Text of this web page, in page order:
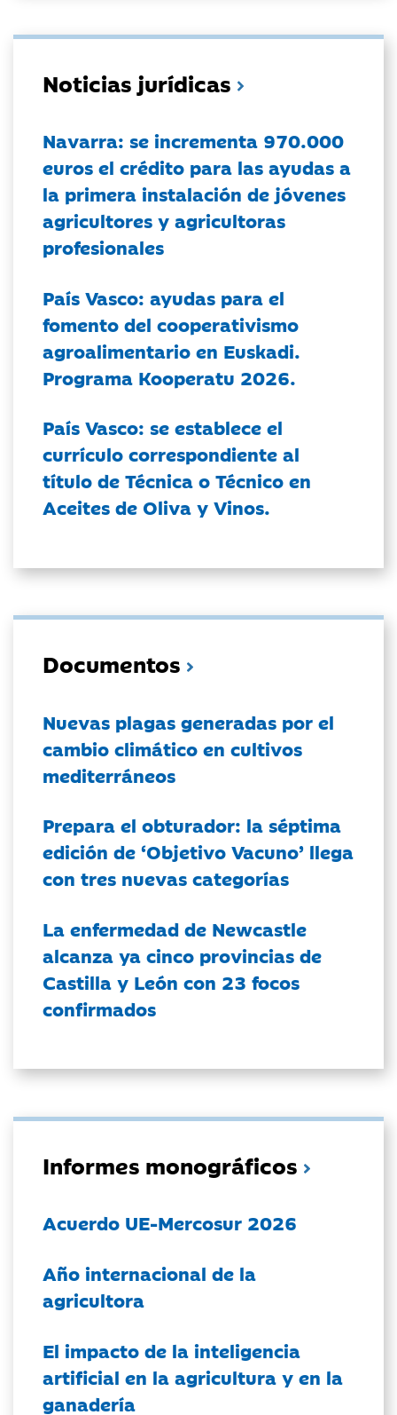
Noticias jurídicas
Navarra: se incrementa 970.000
euros el crédito para las ayudas a
la primera instalación de jóvenes
agricultores y agricultoras
profesionales
País Vasco: ayudas para el
fomento del cooperativismo
agroalimentario en Euskadi.
Programa Kooperatu 2026.
País Vasco: se establece el
currículo correspondiente al
título de Técnica o Técnico en
Aceites de Oliva y Vinos.
Documentos
Nuevas plagas generadas por el
cambio climático en cultivos
mediterráneos
Prepara el obturador: la séptima
edición de ‘Objetivo Vacuno’ llega
con tres nuevas categorías
La enfermedad de Newcastle
alcanza ya cinco provincias de
Castilla y León con 23 focos
confirmados
Informes monográficos
Acuerdo UE-Mercosur 2026
Año internacional de la
agricultora
El impacto de la inteligencia
artificial en la agricultura y en la
ganadería